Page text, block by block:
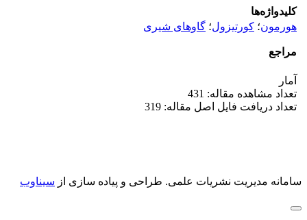
کلیدواژه‌ها
هورمون؛ کورتیزول؛ گاوهای شیری
مراجع
آمار
تعداد مشاهده مقاله: 431
تعداد دریافت فایل اصل مقاله: 319
سامانه مدیریت نشریات علمی. طراحی و پیاده سازی از سیناوب